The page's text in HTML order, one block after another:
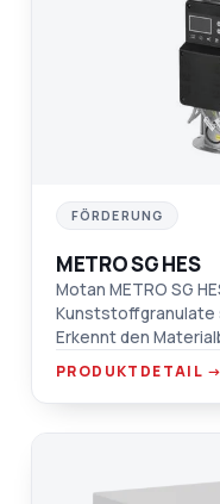
FÖRDERUNG
METRO SG HES
Motan METRO SG
Kunststoffgranulate
Erkennt den
Steuerung;
PRODUKTDETAIL →